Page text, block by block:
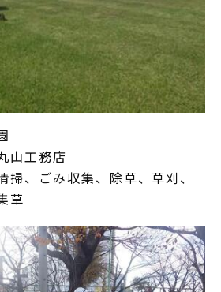
山工務店
掃、ごみ収集、除草、草刈、
草